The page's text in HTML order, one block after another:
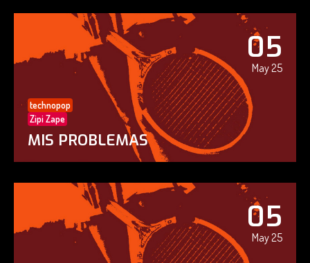
05
May 25
technopop
Zipi Zape
MIS PROBLEMAS
05
May 25